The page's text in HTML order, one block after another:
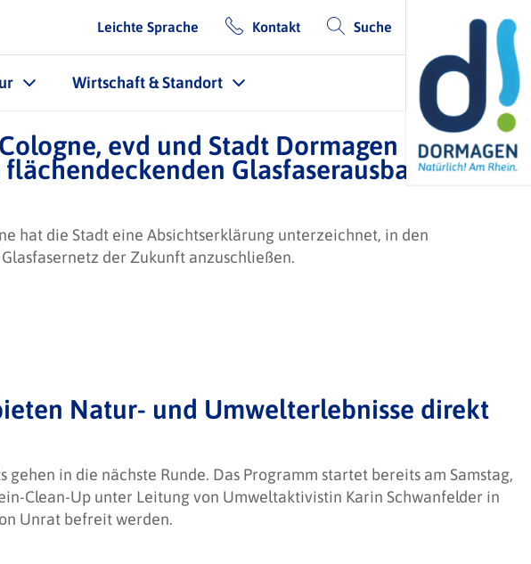
Leichte Sprache Kontakt Suche
Wirtschaft & Standort
evd und Stadt Dormagen haben
Glasfaserausbau
hat die Stadt eine Absichtserklärung unterzeichnet, in den
der Zukunft anzuschließen.
Natur- und Umwelterlebnisse direkt
in die nächste Runde. Das Programm startet bereits am Samstag,
Clean-Up unter Leitung von Umweltaktivistin Karin Schwanfelder in
Unrat befreit werden.